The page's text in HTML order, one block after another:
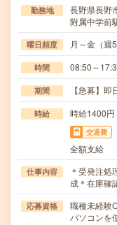
勤務地
長野県長野
附属中学前
曜日頻度 月～金（週
時間 08:50～
期間 【急募】
時給 時給1400
交通費
全額支給
仕事内容
＊受発注処
成＊在庫確
応募資格
職種未経験
パソコンを